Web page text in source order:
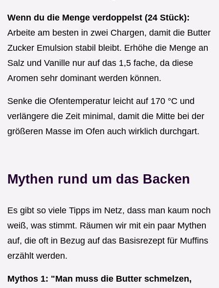
Wenn du die Menge verdoppelst (24 Stück):
Arbeite am besten in zwei Chargen, damit die Butter
Zucker Emulsion stabil bleibt. Erhöhe die Menge an
Salz und Vanille nur auf das 1,5 fache, da diese
Aromen sehr dominant werden können.
Senke die Ofentemperatur leicht auf 170 °C und
verlängere die Zeit minimal, damit die Mitte bei der
größeren Masse im Ofen auch wirklich durchgart.
Mythen rund um das Backen
Es gibt so viele Tipps im Netz, dass man kaum noch
weiß, was stimmt. Räumen wir mit ein paar Mythen
auf, die oft in Bezug auf das Basisrezept für Muffins
erzählt werden.
Mythos 1: "Man muss die Butter schmelzen,